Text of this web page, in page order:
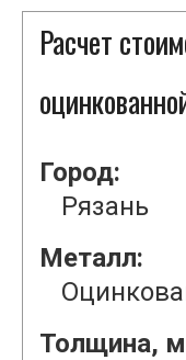
Расчет
Город:
Рязань
Металл:
Толщина,